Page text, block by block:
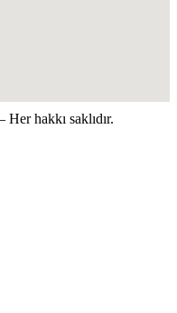
hakkı saklıdır.